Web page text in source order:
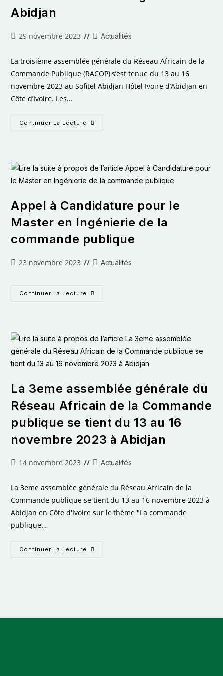
Abidjan
29 novembre 2023 Actualités
La troisième assemblée générale du Réseau Africain de la
Commande Publique (RACOP) s’est tenue du 13 au 16
novembre 2023 au Sofitel Abidjan Hôtel Ivoire d’Abidjan en
Côte d’Ivoire. Les…
Continuer La Lecture
Appel à Candidature pour le
Master en Ingénierie de la
commande publique
23 novembre 2023 Actualités
Continuer La Lecture
La 3eme assemblée générale du
Réseau Africain de la Commande
publique se tient du 13 au 16
novembre 2023 à Abidjan
14 novembre 2023 Actualités
La 3eme assemblée générale du Réseau Africain de la
Commande publique se tient du 13 au 16 novembre 2023 à
Abidjan en Côte d'Ivoire sur le thème "La commande
publique…
Continuer La Lecture